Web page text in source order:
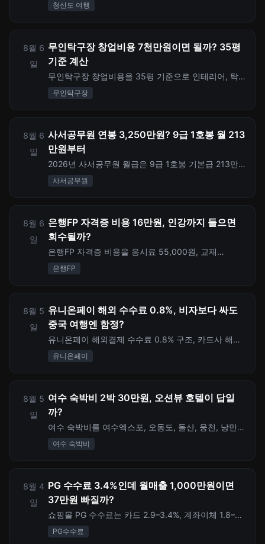
2일 기준으로 계산합니다.
청산도 여행
8월 6
일
무인탁구장 창업비용 7천만원이면 될까? 35평
기준 계산
무인탁구장 창업비용을 35평 기준으로 인테리어, 탁
구대, 무인 출입·결제 시스템, 보증금, 월 고정비까지
나눠 계산합니다. 체육시설업 신고와 건축물 용도 차
이도 함께 정리했습니다.
무인탁구장
8월 6
일
사서공무원 연봉 3,250만원? 9급 1호봉 월 213
만원부터
2026년 사서공무원 월급은 9급 1호봉 기본급 213만
3,000원부터 봐야 합니다. 정액급식비, 직급보조비,
사서수당, 명절휴가비와 시험 준비 기회비용과 세전
연간 약 3,254만원 기준까지 정리했습니다.
사서공무원
8월 6
일
은행FP 자격증 비용 16만원, 인강까지 들으면
회수될까?
은행FP 자격증 비용을 응시료 55,000원, 교재
105,300원, 인강 비용까지 나눠 계산했습니다. 2026
년 자산관리사(FP) 시험 일정과 재응시 비용도 정리했
습니다.
은행FP
8월 5
일
유니온페이 해외 수수료 0.8%, 비자보다 싸도
중국 여행엔 함정?
유니온페이 해외결제 수수료 0.8% 구조, 카드사 해외
서비스 수수료, DCC 원화결제 3–8% 추가 비용, 중국·
중화권 여행 전 체크할 내용을 정리합니다.
유니온페이
8월 5
일
여수 숙박비 2박 30만원, 오션뷰 호텔이 답일
까?
여수 숙박비를 여수엑스포, 오동도, 돌산, 웅천, 낭만포
차 거리 위치별로 비교하고 2박 3일 호텔 예산과 숨은
이동비까지 계산합니다.
여수 숙박비
8월 4
일
PG 수수료 3.4%인데 월매출 1,000만원이면
37만원 빠질까?
쇼핑몰 PG 수수료는 카드 2.9–3.4%, 계좌이체 1.8–
2.0%, 가상계좌 200–400원처럼 결제수단별로 다릅
니다. 월매출 1,000만원 기준 실제 정산 차이와 부가
PG수수료